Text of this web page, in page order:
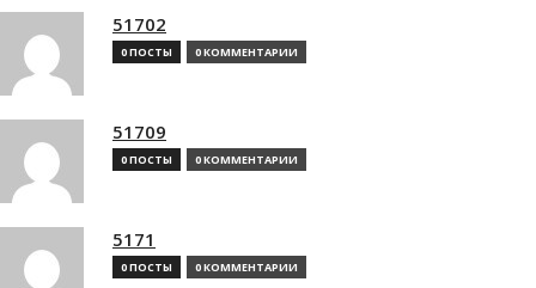
51702
0 ПОСТЫ 0 КОММЕНТАРИИ
51709
0 ПОСТЫ 0 КОММЕНТАРИИ
5171
0 ПОСТЫ 0 КОММЕНТАРИИ